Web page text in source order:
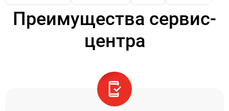
Преимущества сервис-
центра